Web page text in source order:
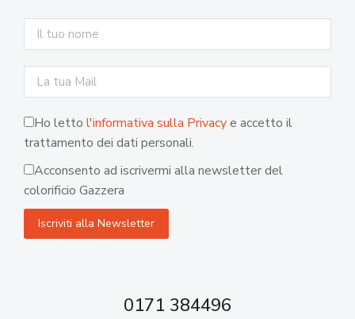
Ho letto l'informativa sulla Privacye accetto il
trattamento dei dati personali.
Acconsento ad iscrivermi alla newsletter del
colorificio Gazzera
0171 384496